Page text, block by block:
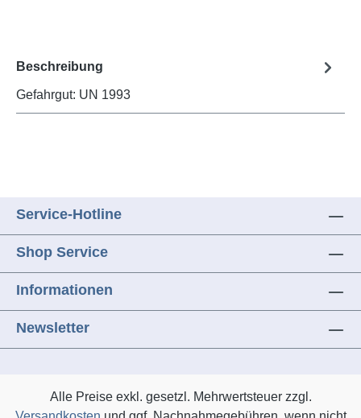
Beschreibung
Gefahrgut: UN 1993
Service-Hotline
Shop Service
Informationen
Newsletter
Alle Preise exkl. gesetzl. Mehrwertsteuer zzgl.